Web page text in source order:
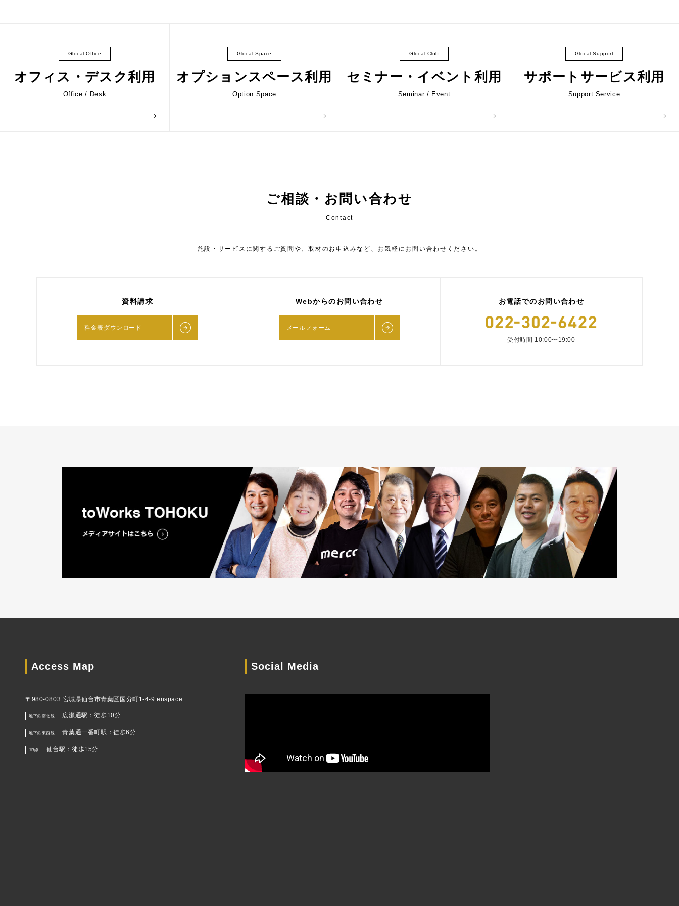
Glocal Office
オフィス・デスク利用
Office/ Desk
Glocal Space
オプションスペース利用
Option Space
Glocal Club
セミナー・イベント利用
Seminar / Event
Glocal Support
サポートサービス利用
Support Service
ご相談・お問い合わせ
Contact
施設・サービスに関するご質問や、取材のお申込みなど、お気軽にお問い合わせください。
資料請求
料金表ダウンロード
Webからのお問い合わせ
メールフォーム
お電話でのお問い合わせ
受付時間 10:00〜19:00
Access Map
〒980-0803 宮城県仙台市青葉区国分町1-4-9 enspace
地下鉄南北線 広瀬通駅：徒歩10分
地下鉄東西線 青葉通一番町駅：徒歩6分
JR線 仙台駅：徒歩15分
Social Media